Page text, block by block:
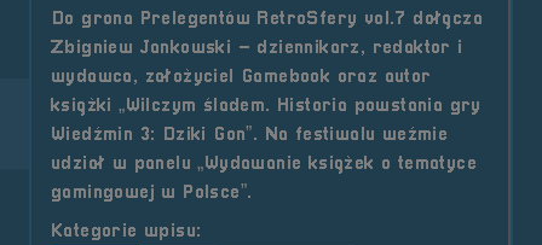
Do grona Prelegentów RetroSfery vol.7 dołącza
Zbigniew Jankowski – dziennikarz, redaktor i
wydawca, założyciel Gamebook oraz autor
książki „Wilczym śladem. Historia powstania gry
Wiedźmin 3: Dziki Gon”. Na festiwalu weźmie
udział w panelu „Wydawanie książek o tematyce
gamingowej w Polsce”.
Kategorie wpisu: